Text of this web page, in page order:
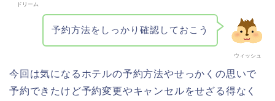
ドリーム
ウィッシュ
予約方法をしっかり確認しておこう
今回は気になるホテルの予約方法やせっかくの思いで
予約できたけど予約変更やキャンセルをせざる得なく